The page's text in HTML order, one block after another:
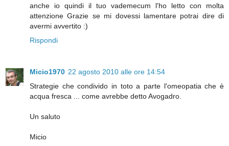
anche io quindi il tuo vademecum l'ho letto con molta
attenzione Grazie se mi dovessi lamentare potrai dire di
avermi avvertito :)
Rispondi
Micio1970 22 agosto 2010 alle ore 14:54
Strategie che condivido in toto a parte l'omeopatia che è
acqua fresca ... come avrebbe detto Avogadro.
Un saluto
Micio